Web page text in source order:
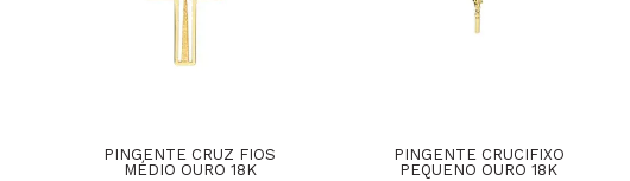
PINGENTE CRUZ FIOS
MÉDIO OURO 18K
PINGENTE CRUCIFIXO
PEQUENO OURO 18K